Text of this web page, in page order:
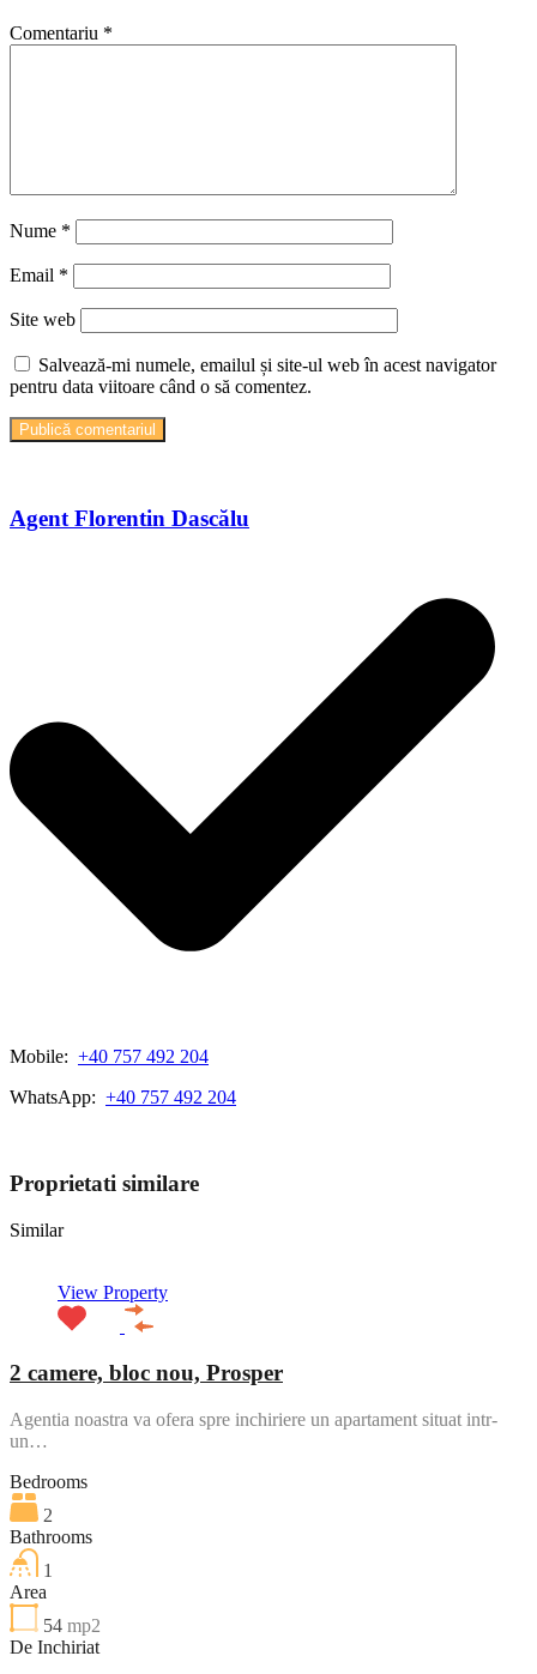
Comentariu *
Nume *
Email *
Site web
Salvează-mi numele, emailul și site-ul web în acest navigator
pentru data viitoare când o să comentez.
Agent Florentin Dascălu
Mobile: +40 757 492 204
WhatsApp: +40 757 492 204
Proprietati similare
Similar
View Property
2 camere, bloc nou, Prosper
Agentia noastra va ofera spre inchiriere un apartament situat intr-
un…
Bedrooms
2
Bathrooms
1
Area
54 mp2
De Inchiriat